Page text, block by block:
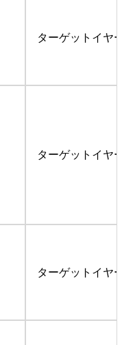
ターゲットイヤ
ターゲットイヤ
ターゲットイヤ